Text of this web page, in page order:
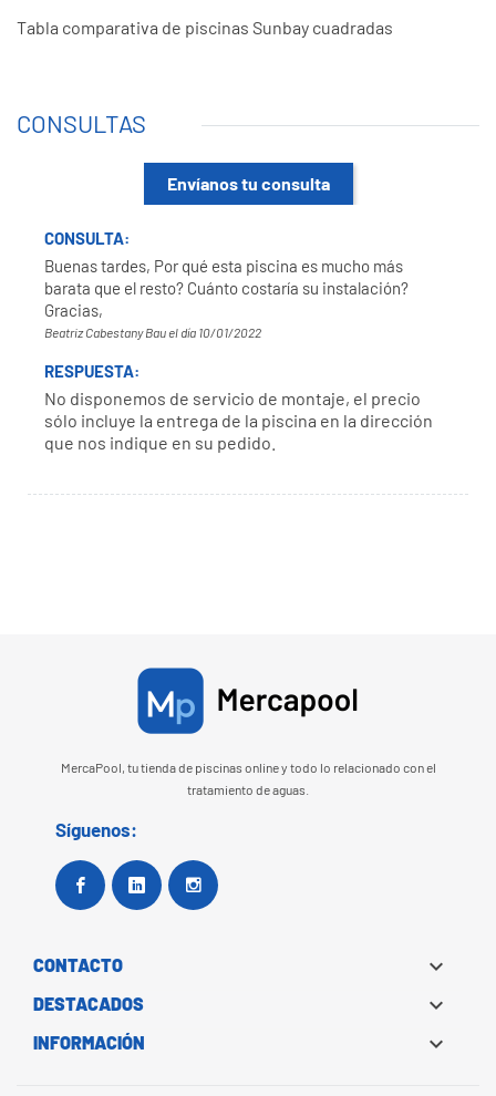
Tabla comparativa de piscinas Sunbay cuadradas
CONSULTAS
Envíanos tu consulta
CONSULTA:
Buenas tardes, Por qué esta piscina es mucho más
barata que el resto? Cuánto costaría su instalación?
Gracias,
Beatriz Cabestany Bau el día 10/01/2022
RESPUESTA:
No disponemos de servicio de montaje, el precio
sólo incluye la entrega de la piscina en la dirección
que nos indique en su pedido.
MercaPool, tu tienda de piscinas online y todo lo relacionado con el
tratamiento de aguas.
Síguenos:
Facebook Google+
CONTACTO 
DESTACADOS 
INFORMACIÓN 